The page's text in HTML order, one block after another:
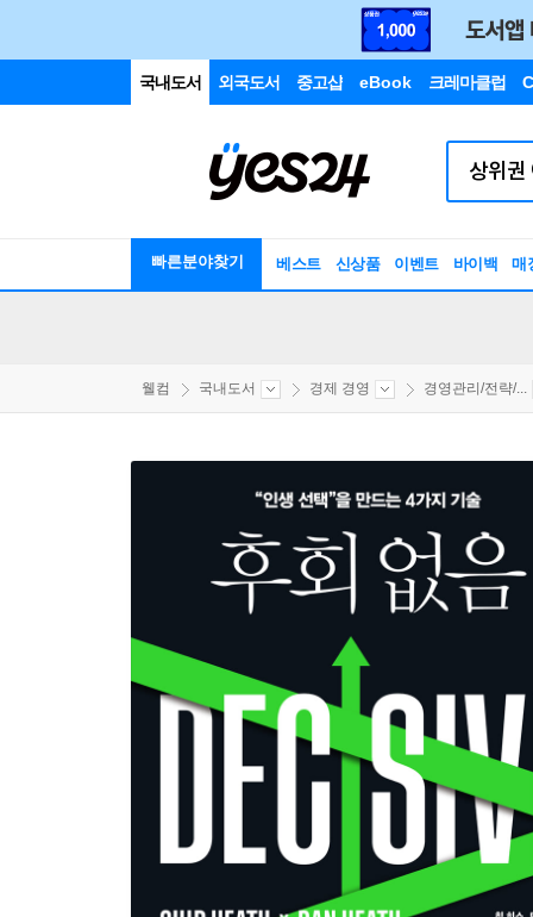
국내도서 외국도서 중고샵 eBook 크레마클럽
빠른분야찾기 베스트 신상품 이벤트 바이백 매
웰컴 국내도서 경제 경영 경영관리/전략/...